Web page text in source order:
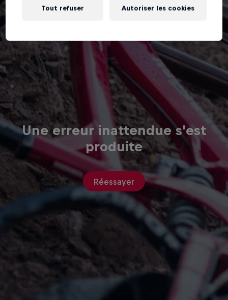
Une erreur inattendue s'est
produite
Réessayer
Tout refuser Autoriser les cookies